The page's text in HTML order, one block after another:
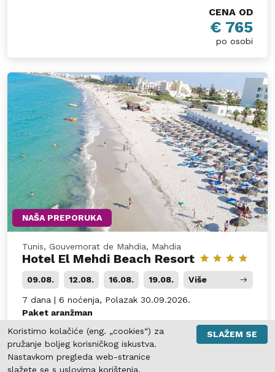
CENA OD
€ 765
po osobi
NAŠA PREPORUKA
Tunis, Gouvernorat de Mahdia, Mahdia
Hotel El Mehdi Beach Resort
09.08. 12.08. 16.08. 19.08. Više
7 dana | 6 noćenja, Polazak 30.09.2026.
Paket aranžman
CENA OD
€ 790
Koristimo kolačiće (eng. „cookies“) za
pružanje boljeg korisničkog iskustva.
Nastavkom pregleda web-stranice
slažete se s uslovima korištenja.
SLAŽEM SE